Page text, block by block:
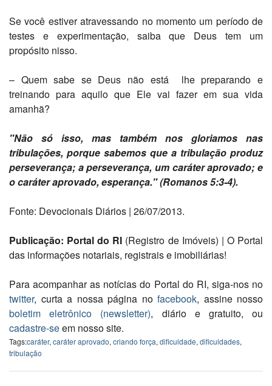
Se você estiver atravessando no momento um período de
testes e experimentação, saiba que Deus tem um
propósito nisso.
– Quem sabe se Deus não está lhe preparando e
treinando para aquilo que Ele vai fazer em sua vida
amanhã?
"Não só isso, mas também nos gloriamos nas
tribulações, porque sabemos que a tribulação produz
perseverança; a perseverança, um caráter aprovado; e
o caráter aprovado, esperança." (Romanos 5:3-4).
Fonte: Devocionais Diários | 26/07/2013.
Publicação: Portal do RI (Registro de Imóveis) | O Portal
das informações notariais, registrais e imobiliárias!
Para acompanhar as notícias do Portal do RI, siga-nos no
twitter, curta a nossa página no facebook, assine nosso
boletim eletrônico (newsletter), diário e gratuito, ou
cadastre-seem nosso site.
Tags:caráter, caráter aprovado, criando força, dificuldade, dificuldades,
tribulação